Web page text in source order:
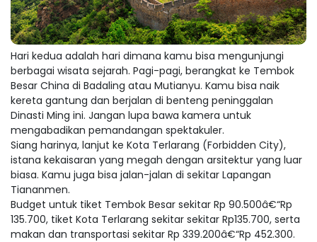
Hari kedua adalah hari dimana kamu bisa mengunjungi
berbagai wisata sejarah. Pagi-pagi, berangkat ke Tembok
Besar China di Badaling atau Mutianyu. Kamu bisa naik
kereta gantung dan berjalan di benteng peninggalan
Dinasti Ming ini. Jangan lupa bawa kamera untuk
mengabadikan pemandangan spektakuler.
Siang harinya, lanjut ke Kota Terlarang (Forbidden City),
istana kekaisaran yang megah dengan arsitektur yang luar
biasa. Kamu juga bisa jalan-jalan di sekitar Lapangan
Tiananmen.
Budget untuk tiket Tembok Besar sekitar Rp 90.500â€“Rp
135.700, tiket Kota Terlarang sekitar sekitar Rp135.700, serta
makan dan transportasi sekitar Rp 339.200â€“Rp 452.300.